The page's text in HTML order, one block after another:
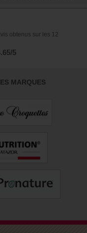
obtenus sur les 12
5
MARQUES